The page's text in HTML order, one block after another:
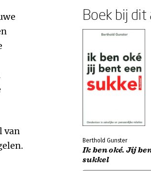
van
Boek bij dit
Berthold Gunster
Ik ben oké. Jij
sukkel